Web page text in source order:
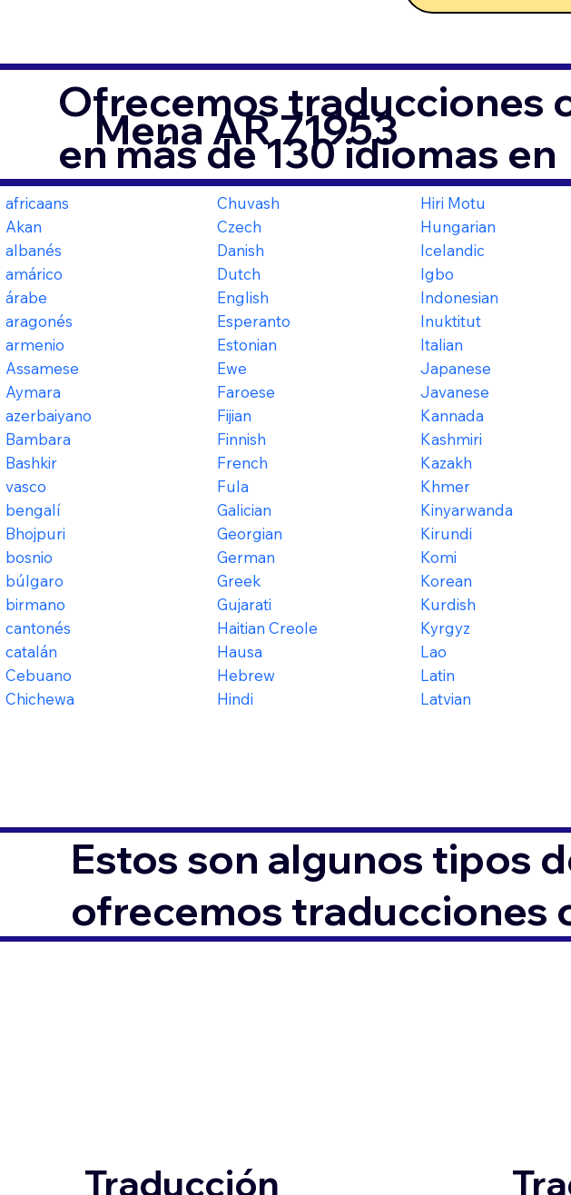
Ofrecemos traducciones
en más de 130 idiomas en
Mena AR 71953
africaans
Akan
albanés
amárico
árabe
aragonés
armenio
Assamese
Aymara
azerbaiyano
Bambara
Bashkir
vasco
bengalí
Bhojpuri
bosnio
búlgaro
birmano
cantonés
catalán
Cebuano
Chichewa
Chuvash
Czech
Danish
Dutch
English
Esperanto
Estonian
Ewe
Faroese
Fijian
Finnish
French
Fula
Galician
Georgian
German
Greek
Gujarati
Haitian Creole
Hausa
Hebrew
Hindi
Hiri Motu
Hungarian
Icelandic
Igbo
Indonesian
Inuktitut
Italian
Japanese
Javanese
Kannada
Kashmiri
Kazakh
Khmer
Kinyarwanda
Kirundi
Komi
Korean
Kurdish
Kyrgyz
Lao
Latin
Latvian
Estos son algunos tipos
ofrecemos traducciones
Traducción